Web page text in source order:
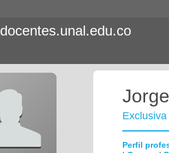
docentes.unal.edu.co
Exclusiva
Perfil